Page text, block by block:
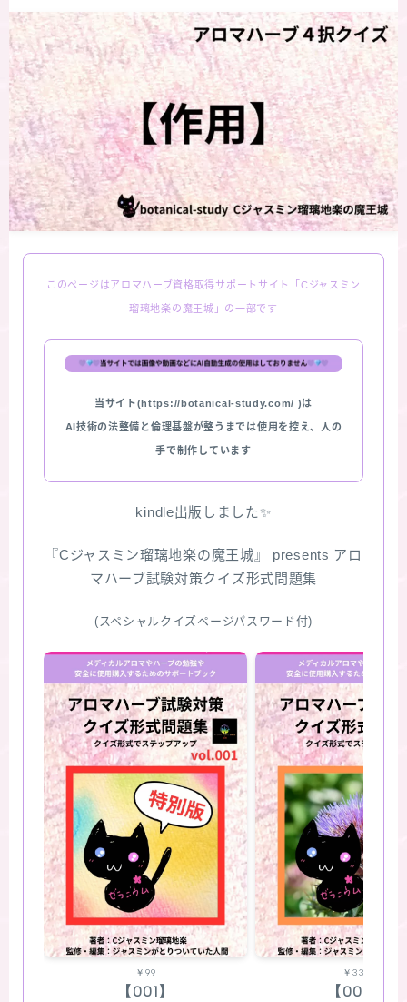
お問い合わせ
サイトマップ
このページはアロマハーブ資格取得サポートサイト「Cジャスミン
瑠璃地楽の魔王城」の一部です
当サイト(https://botanical-study.com/ )は
AI技術の法整備と倫理基盤が整うまでは使用を控え、人の
手で制作しています
kindle出版しました✨
『Cジャスミン瑠璃地楽の魔王城』 presents アロ
マハーブ試験対策クイズ形式問題集
(スペシャルクイズページパスワード付)
￥99
【001】
￥330
【002】